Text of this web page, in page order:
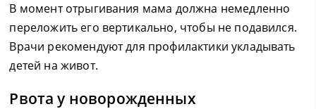
В момент отрыгивания мама должна немедленно
переложить его вертикально, чтобы не подавился.
Врачи рекомендуют для профилактики укладывать
детей на живот.
Рвота у новорожденных